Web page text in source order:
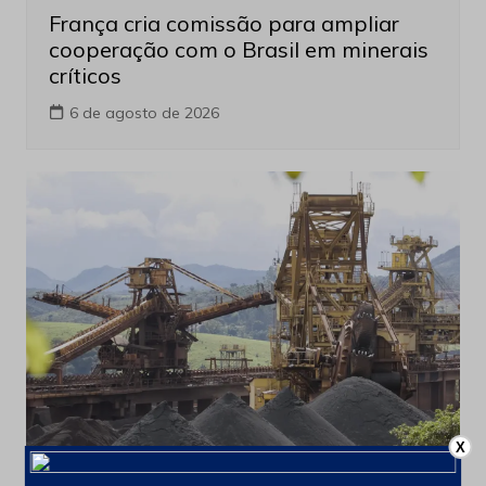
França cria comissão para ampliar
cooperação com o Brasil em minerais
críticos
6 de agosto de 2026
X